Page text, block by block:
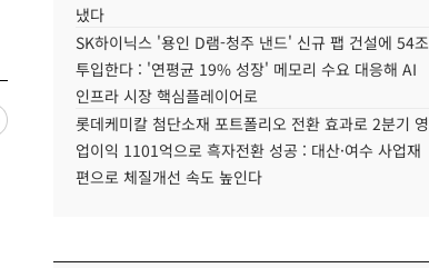
냈다
SK하이닉스 '용인 D램-청주 낸드' 신규 팹 건설에 54조
투입한다 : '연평균 19% 성장' 메모리 수요 대응해 AI
인프라 시장 핵심플레이어로
롯데케미칼 첨단소재 포트폴리오 전환 효과로 2분기 영
업이익 1101억으로 흑자전환 성공 : 대산·여수 사업재
편으로 체질개선 속도 높인다